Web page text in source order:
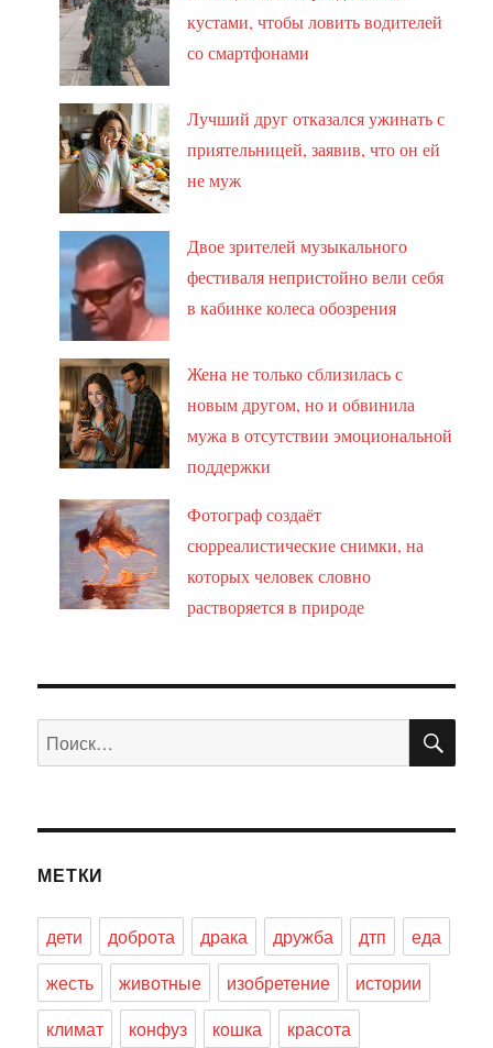
кустами, чтобы ловить водителей
со смартфонами
Лучший друг отказался ужинать с
приятельницей, заявив, что он ей
не муж
Двое зрителей музыкального
фестиваля непристойно вели себя
в кабинке колеса обозрения
Жена не только сблизилась с
новым другом, но и обвинила
мужа в отсутствии эмоциональной
поддержки
Фотограф создаёт
сюрреалистические снимки, на
которых человек словно
растворяется в природе
Искать:
МЕТКИ
дети доброта драка дружба дтп
еда
жесть
животные изобретение
истории
климат
конфуз кошка красота